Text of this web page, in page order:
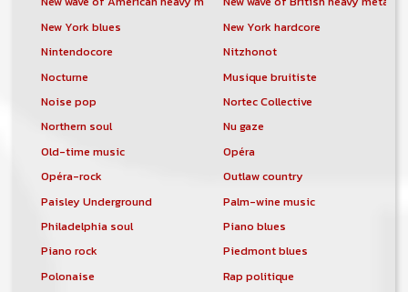
New York blues
New York hardcore
Nintendocore
Nitzhonot
Nocturne
Musique bruitiste
Noise pop
Nortec Collective
Northern soul
Nu gaze
Old-time music
Opéra
Opéra-rock
Outlaw country
Paisley Underground
Palm-wine music
Philadelphia soul
Piano blues
Piano rock
Piedmont blues
Polonaise
Rap politique